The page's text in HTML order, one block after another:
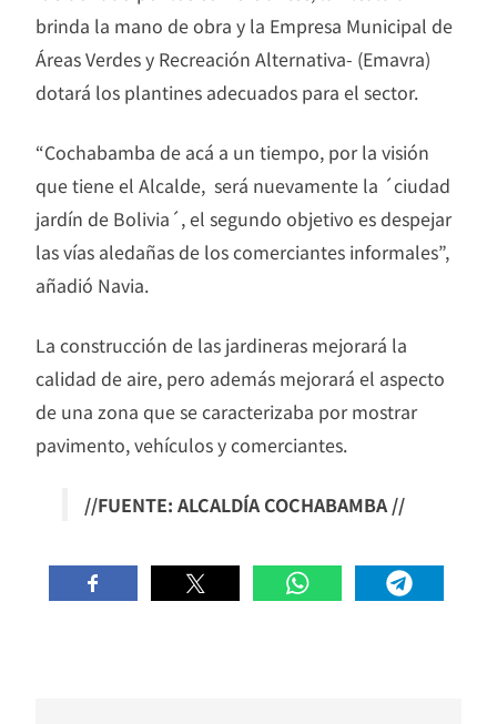
brinda la mano de obra y la Empresa Municipal de
Áreas Verdes y Recreación Alternativa- (Emavra)
dotará los plantines adecuados para el sector.
“Cochabamba de acá a un tiempo, por la visión
que tiene el Alcalde, será nuevamente la ´ciudad
jardín de Bolivia´, el segundo objetivo es despejar
las vías aledañas de los comerciantes informales”,
añadió Navia.
La construcción de las jardineras mejorará la
calidad de aire, pero además mejorará el aspecto
de una zona que se caracterizaba por mostrar
pavimento, vehículos y comerciantes.
//FUENTE: ALCALDÍA COCHABAMBA //